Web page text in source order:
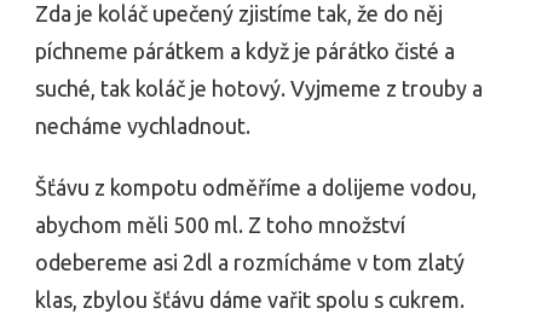
Zda je koláč upečený zjistíme tak, že do něj
píchneme párátkem a když je párátko čisté a
suché, tak koláč je hotový. Vyjmeme z trouby a
necháme vychladnout.
Šťávu z kompotu odměříme a dolijeme vodou,
abychom měli 500 ml. Z toho množství
odebereme asi 2dl a rozmícháme v tom zlatý
klas, zbylou šťávu dáme vařit spolu s cukrem.